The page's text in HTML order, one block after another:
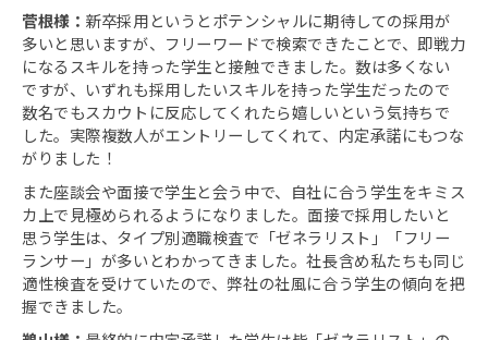
菅根様： 新卒採用というとポテンシャルに期待しての採用が
多いと思いますが、フリーワードで検索できたことで、即戦力
になるスキルを持った学生と接触できました。数は多くない
ですが、いずれも採用したいスキルを持った学生だったので
数名でもスカウトに反応してくれたら嬉しいという気持ちで
した。実際複数人がエントリーしてくれて、内定承諾にもつな
がりました！
また座談会や面接で学生と会う中で、自社に合う学生をキミス
カ上で見極められるようになりました。面接で採用したいと
思う学生は、タイプ別適職検査で「ゼネラリスト」「フリー
ランサー」が多いとわかってきました。社長含め私たちも同じ
適性検査を受けていたので、弊社の社風に合う学生の傾向を把
握できました。